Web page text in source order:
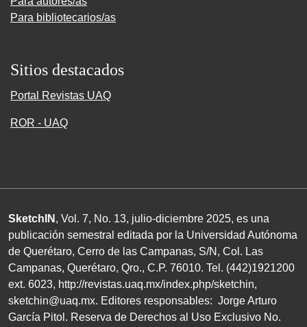
Para bibliotecarios/as
Sitios destacados
Portal Revistas UAQ
ROR - UAQ
SketchIN , Vol. 7, No. 13, julio-diciembre 2025, es una
publicación semestral editada por la Universidad Autónoma
de Querétaro, Cerro de las Campanas, S/N , Col. Las
Campanas, Querétaro, Qro., C.P. 76010. Tel. (442)1921200
ext. 6023, http://revistas.uaq.mx/index.php/sketchin,
sketchin@uaq.mx. Editores responsables: Jorge Arturo
García Pitol. Reserva de Derechos al Uso Exclusivo No.